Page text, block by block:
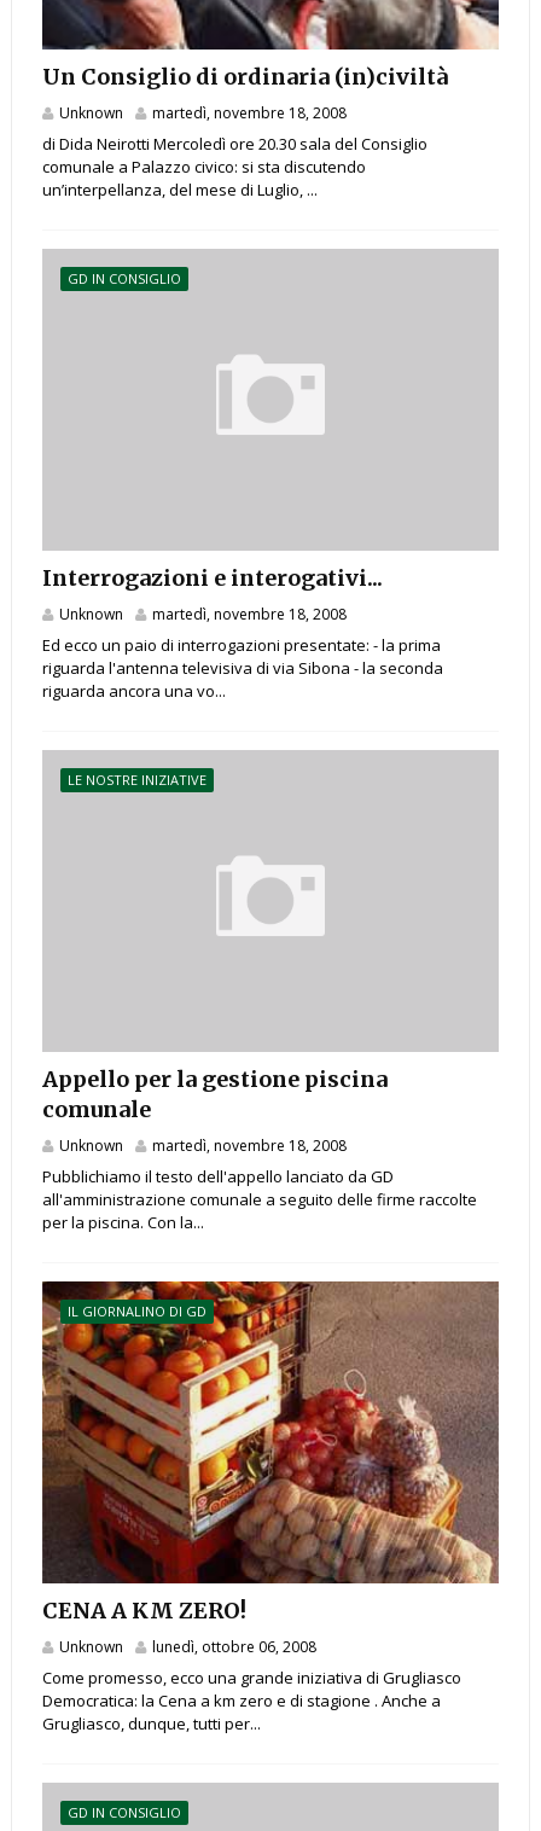
Un Consiglio di ordinaria (in)civiltà
Unknown martedì, novembre 18, 2008
di Dida Neirotti Mercoledì ore 20.30 sala del Consiglio
comunale a Palazzo civico: si sta discutendo
un’interpellanza, del mese di Luglio, ...
GD IN CONSIGLIO
Interrogazioni e interogativi...
Unknown martedì, novembre 18, 2008
Ed ecco un paio di interrogazioni presentate: - la prima
riguarda l'antenna televisiva di via Sibona - la seconda
riguarda ancora una vo...
LE NOSTRE INIZIATIVE
Appello per la gestione piscina
comunale
Unknown martedì, novembre 18, 2008
Pubblichiamo il testo dell'appello lanciato da GD
all'amministrazione comunale a seguito delle firme raccolte
per la piscina. Con la...
IL GIORNALINO DI GD
CENA A KM ZERO!
Unknown lunedì, ottobre 06, 2008
Come promesso, ecco una grande iniziativa di Grugliasco
Democratica: la Cena a km zero e di stagione . Anche a
Grugliasco, dunque, tutti per...
GD IN CONSIGLIO